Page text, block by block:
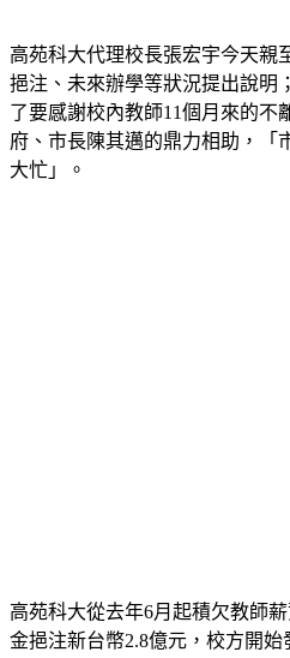
高苑科大代理校長張宏宇今天親
挹注、未來辦學等狀況提出說明
了要感謝校內教師11個月來的不
府、市長陳其邁的鼎力相助，「
高苑科大從去年6月起積欠教師